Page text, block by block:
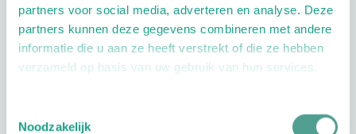
partners voor social media, adverteren en analyse. Deze
partners kunnen deze gegevens combineren met andere
informatie die u aan ze heeft verstrekt of die ze hebben
verzameld op basis van uw gebruik van hun services.
Noodzakelijk
Openingstijden